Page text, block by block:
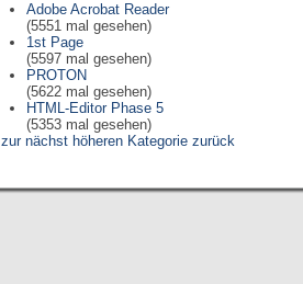
Adobe Acrobat Reader
(5551 mal gesehen)
1st Page
(5597 mal gesehen)
PROTON
(5622 mal gesehen)
HTML-Editor Phase 5
(5353 mal gesehen)
zur nächst höheren Kategorie zurück